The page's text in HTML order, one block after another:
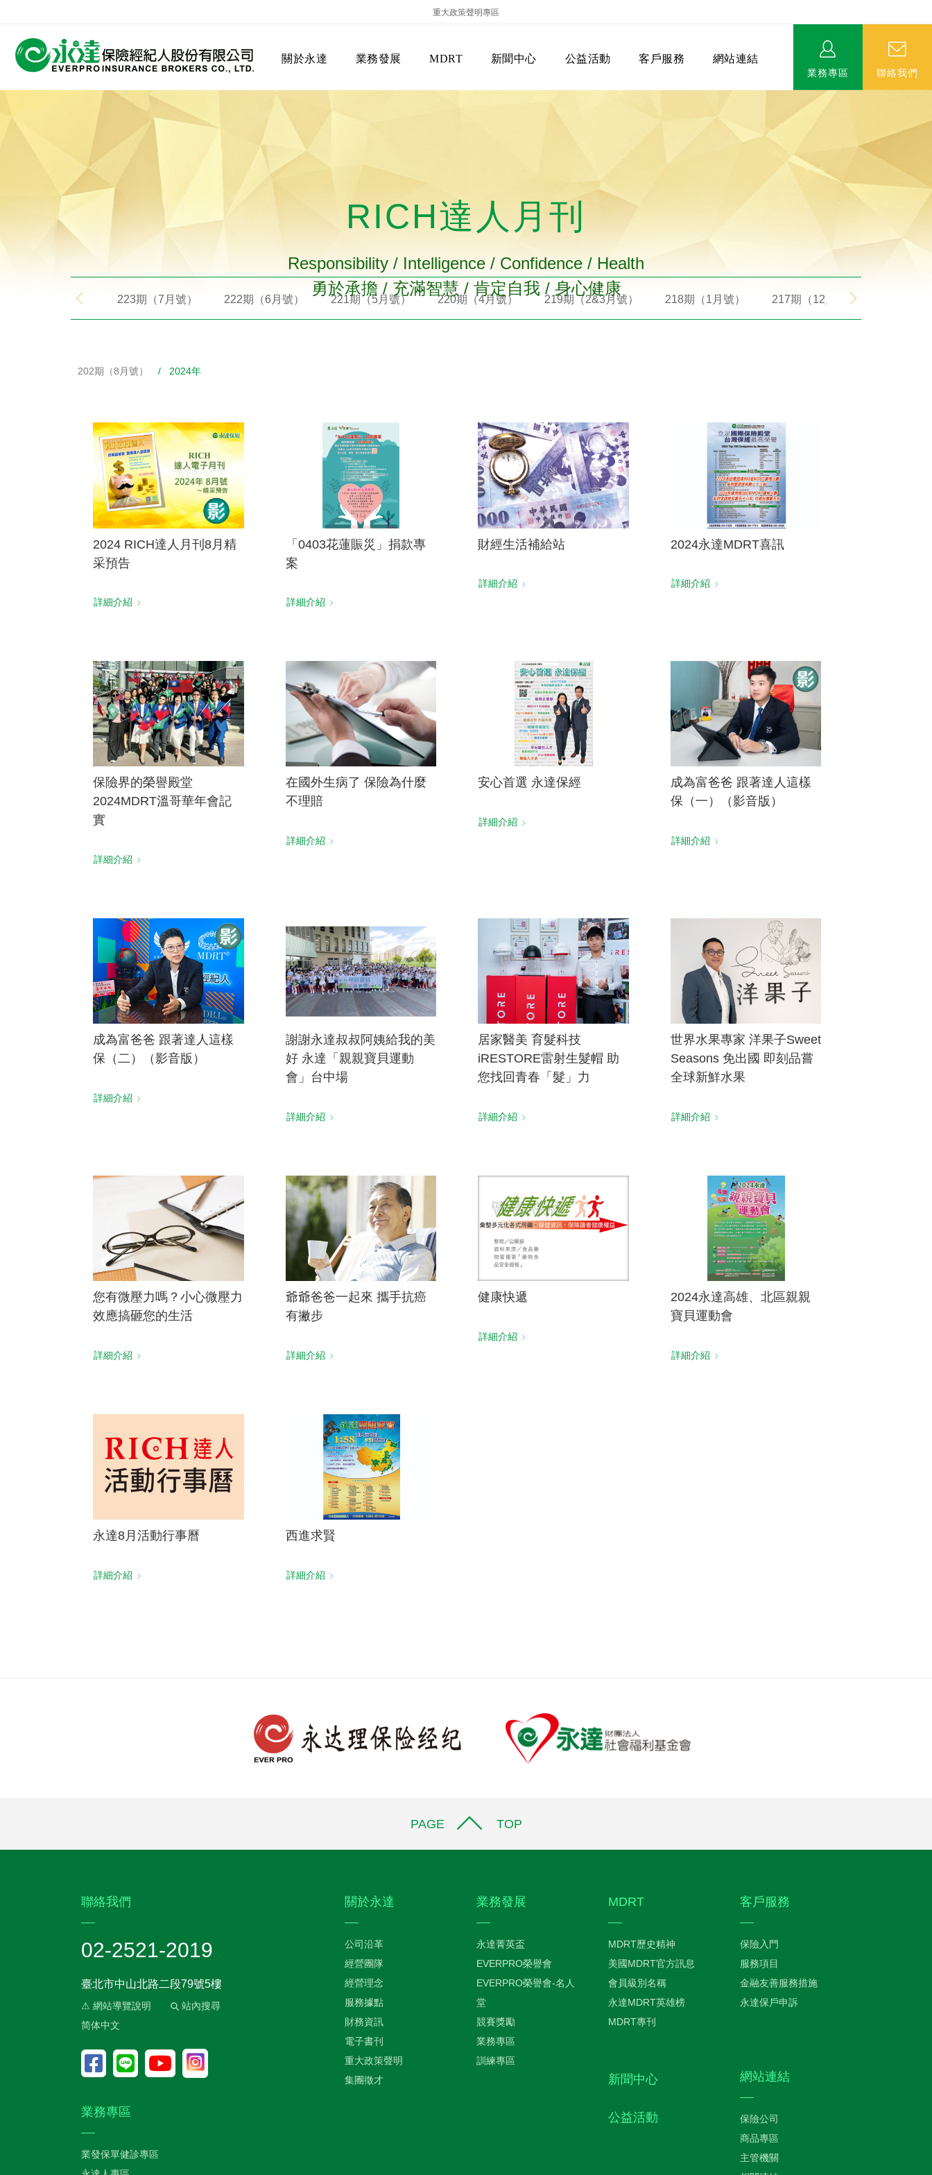
重大政策聲明專區
關於永達
關於永達
業務發展
業務發展
MDRT
MDRT
新聞中心 公益活動 客戶服務
客戶服務
網站連結
網站連結
業務專區 聯絡我們
223期（7月號） 222期（6月號） 221期（5月號） 220期（4月號） 219期（2&3月號） 218期（1月號） 217期（12月號）
RICH達人月刊
Responsibility / Intelligence / Confidence / Health
勇於承擔 / 充滿智慧 / 肯定自我 / 身心健康
202期（8月號） / 2024年
2024 RICH達人月刊8月精
采預告
詳細介紹
「0403花蓮賑災」捐款專
案
詳細介紹
財經生活補給站
詳細介紹
2024永達MDRT喜訊
詳細介紹
保險界的榮譽殿堂
2024MDRT溫哥華年會記
實
詳細介紹
在國外生病了 保險為什麼
不理賠
詳細介紹
安心首選 永達保經
詳細介紹
成為富爸爸 跟著達人這樣
保（一）（影音版）
詳細介紹
成為富爸爸 跟著達人這樣
保（二）（影音版）
詳細介紹
謝謝永達叔叔阿姨給我的美
好 永達「親親寶貝運動
會」台中場
詳細介紹
居家醫美 育髮科技
iRESTORE雷射生髮帽 助
您找回青春「髮」力
詳細介紹
世界水果專家 洋果子Sweet
Seasons 免出國 即刻品嘗
全球新鮮水果
詳細介紹
您有微壓力嗎？小心微壓力
效應搞砸您的生活
詳細介紹
爺爺爸爸一起來 攜手抗癌
有撇步
詳細介紹
健康快遞
詳細介紹
2024永達高雄、北區親親
寶貝運動會
詳細介紹
永達8月活動行事曆
詳細介紹
西進求賢
詳細介紹
PAGE TOP
聯絡我們
02-2521-2019
臺北市中山北路二段79號5樓
⚠ 網站導覽說明
站內搜尋
简体中文
業務專區
業發保單健診專區
關於永達
公司沿革
經營團隊
經營理念
服務據點
財務資訊
電子書刊
重大政策聲明
集團徵才
業務發展
永達菁英盃
EVERPRO榮譽會
EVERPRO榮譽會-名人
堂
競賽獎勵
業務專區
訓練專區
MDRT
MDRT歷史精神
美國MDRT官方訊息
會員級別名稱
永達MDRT英雄榜
MDRT專刊
新聞中心
公益活動
客戶服務
保險入門
服務項目
金融友善服務措施
永達保戶申訴
網站連結
保險公司
商品專區
主管機關